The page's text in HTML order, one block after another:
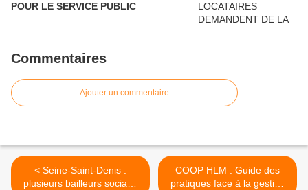
POUR LE SERVICE PUBLIC
Commentaires
Ajouter un commentaire
< Seine-Saint-Denis :
plusieurs bailleurs sociaux
COOP HLM : Guide des
pratiques face à la gestion